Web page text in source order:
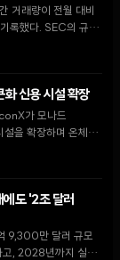
거래량이 전월 대비
록했다. SEC의 규제
물리며 실물자산
신용 시설 확장
가 모나드
을 확장하며 온체인
도 '2조 달러
9,300만 달러 규모
고, 2028년까지 실물